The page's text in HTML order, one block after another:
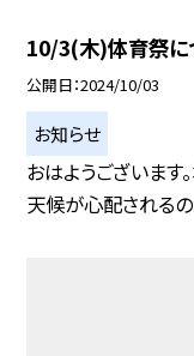
10/3(木)体育祭に
公開日 2024/10/03
お知らせ
おはようございます
天候が心配される